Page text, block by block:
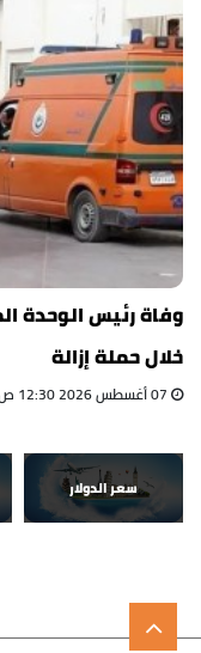
وفاة رئيس الوحدة
خلال حملة إزالة
سعر الدولار